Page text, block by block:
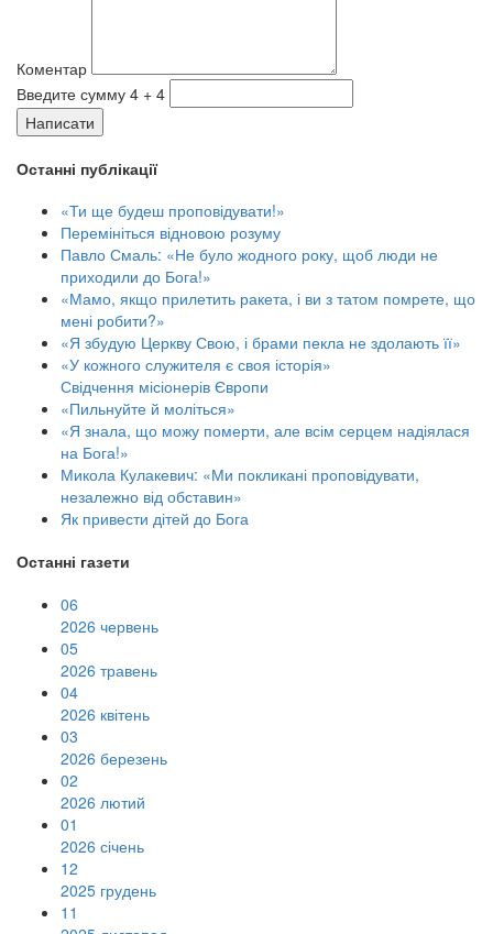
Коментар
Введите сумму 4 + 4
Написати
Останні публікації
«Ти ще будеш проповідувати!»
Перемініться відновою розуму
Павло Смаль: «Не було жодного року, щоб люди не
приходили до Бога!»
«Мамо, якщо прилетить ракета, і ви з татом помрете, що
мені робити?»
«Я збудую Церкву Свою, і брами пекла не здолають її»
«У кожного служителя є своя історія»
Свідчення місіонерів Європи
«Пильнуйте й моліться»
«Я знала, що можу померти, але всім серцем надіялася
на Бога!»
Микола Кулакевич: «Ми покликані проповідувати,
незалежно від обставин»
Як привести дітей до Бога
Останні газети
06
2026 червень
05
2026 травень
04
2026 квітень
03
2026 березень
02
2026 лютий
01
2026 січень
12
2025 грудень
11